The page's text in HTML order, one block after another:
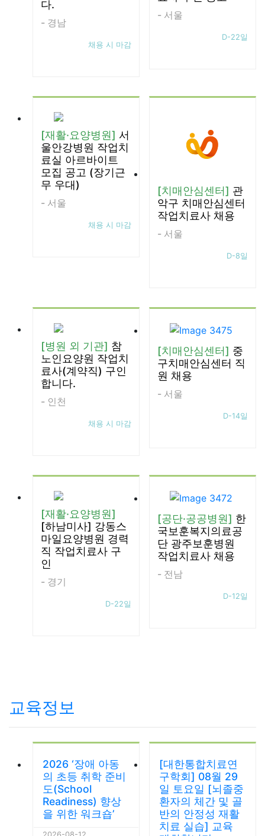
다.
- 경남
채용 시 마감
- 서울
D-22일
[재활·요양병원] 서
울안강병원 작업치
료실 아르바이트
모집 공고 (장기근
무 우대)
- 서울
채용 시 마감
[치매안심센터] 관
악구 치매안심센터
작업치료사 채용
- 서울
D-8일
[병원 외 기관] 참
노인요양원 작업치
료사(계약직) 구인
합니다.
- 인천
채용 시 마감
[치매안심센터] 중
구치매안심센터 직
원 채용
- 서울
D-14일
[재활·요양병원]
[하남미사] 강동스
마일요양병원 경력
직 작업치료사 구
인
- 경기
D-22일
[공단·공공병원] 한
국보훈복지의료공
단 광주보훈병원
작업치료사 채용
- 전남
D-12일
교육정보
2026 ‘장애 아동
의 초등 취학 준비
도(School
Readiness) 향상
을 위한 워크숍’
[대한통합치료연
구학회] 08월 29
일 토요일 [뇌졸중
환자의 체간 및 골
반의 안정성 재활
치료 실습] 교육